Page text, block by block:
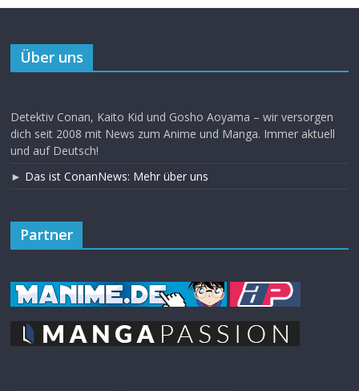
Über uns
Detektiv Conan, Kaito Kid und Gosho Aoyama – wir versorgen
dich seit 2008 mit News zum Anime und Manga. Immer aktuell
und auf Deutsch!
► Das ist ConanNews: Mehr über uns
Partner